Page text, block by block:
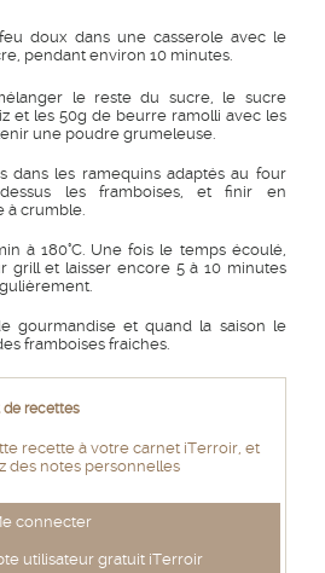
doux dans une casserole avec le
pendant environ 10 minutes.
le reste du sucre, le sucre
et les 50g de beurre ramolli avec les
une poudre grumeleuse.
dans les ramequins adaptés au four
les framboises, et finir en
à crumble.
à 180°C. Une fois le temps écoulé,
grill et laisser encore 5 à 10 minutes
gourmandise et quand la saison le
framboises fraiches.
de recettes
recette à votre carnet iTerroir, et
des notes personnelles
connecter
utilisateur gratuit iTerroir